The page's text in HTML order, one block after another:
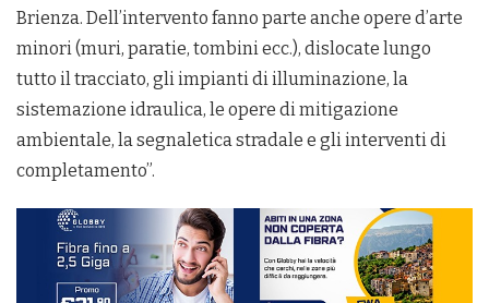
Brienza. Dell’intervento fanno parte anche opere d’arte
minori (muri, paratie, tombini ecc.), dislocate lungo
tutto il tracciato, gli impianti di illuminazione, la
sistemazione idraulica, le opere di mitigazione
ambientale, la segnaletica stradale e gli interventi di
completamento”.